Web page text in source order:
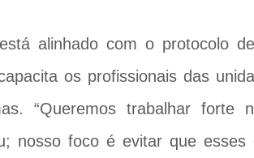
alinhado com o protocolo
os profissionais das
“Queremos trabalhar forte
nosso foco é evitar que esses